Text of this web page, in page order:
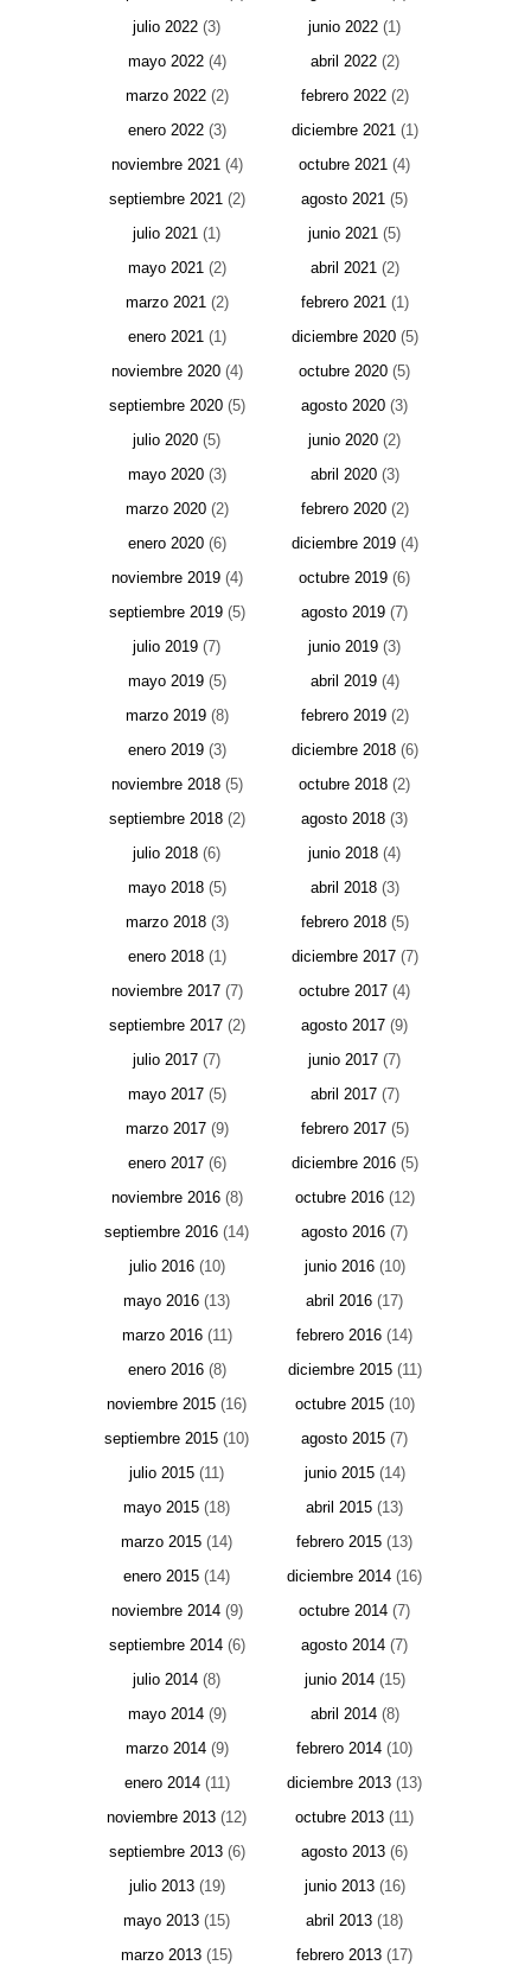
julio 2022 (3) junio 2022 (1)
mayo 2022(4) abril 2022(2)
marzo 2022(2) febrero 2022(2)
enero 2022(3) diciembre 2021(1)
noviembre 2021(4) octubre 2021 (4)
septiembre 2021(2) agosto 2021 (5)
julio 2021 (1) junio 2021 (5)
mayo 2021(2) abril 2021(2)
marzo 2021(2) febrero 2021(1)
enero 2021(1) diciembre 2020(5)
noviembre 2020(4) octubre 2020 (5)
septiembre 2020(5) agosto 2020 (3)
julio 2020 (5) junio 2020 (2)
mayo 2020(3) abril 2020(3)
marzo 2020(2) febrero 2020(2)
enero 2020(6) diciembre 2019(4)
noviembre 2019(4) octubre 2019 (6)
septiembre 2019(5) agosto 2019 (7)
julio 2019 (7) junio 2019 (3)
mayo 2019(5) abril 2019(4)
marzo 2019(8) febrero 2019(2)
enero 2019(3) diciembre 2018(6)
noviembre 2018(5) octubre 2018 (2)
septiembre 2018(2) agosto 2018 (3)
julio 2018 (6) junio 2018 (4)
mayo 2018(5) abril 2018(3)
marzo 2018(3) febrero 2018(5)
enero 2018(1) diciembre 2017(7)
noviembre 2017(7) octubre 2017 (4)
septiembre 2017(2) agosto 2017 (9)
julio 2017 (7) junio 2017 (7)
mayo 2017(5) abril 2017(7)
marzo 2017(9) febrero 2017(5)
enero 2017(6) diciembre 2016(5)
noviembre 2016(8) octubre 2016(12)
septiembre 2016 (14) agosto 2016 (7)
julio 2016(10) junio 2016(10)
mayo 2016 (13) abril 2016 (17)
marzo 2016(11) febrero 2016 (14)
enero 2016(8) diciembre 2015(11)
noviembre 2015 (16) octubre 2015(10)
septiembre 2015 (10) agosto 2015 (7)
julio 2015 (11) junio 2015(14)
mayo 2015 (18) abril 2015 (13)
marzo 2015 (14) febrero 2015 (13)
enero 2015 (14) diciembre 2014 (16)
noviembre 2014(9) octubre 2014 (7)
septiembre 2014(6) agosto 2014 (7)
julio 2014 (8) junio 2014(15)
mayo 2014(9) abril 2014(8)
marzo 2014(9) febrero 2014 (10)
enero 2014(11) diciembre 2013 (13)
noviembre 2013 (12) octubre 2013 (11)
septiembre 2013(6) agosto 2013 (6)
julio 2013(19) junio 2013(16)
mayo 2013 (15) abril 2013 (18)
marzo 2013 (15) febrero 2013 (17)